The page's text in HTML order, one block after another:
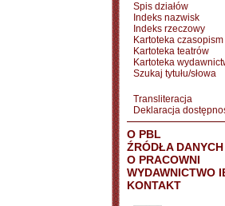
Spis działów
Indeks nazwisk
Indeks rzeczowy
Kartoteka czasopism
Kartoteka teatrów
Kartoteka
Szukaj tytułu/słowa
Transliteracja
Deklaracja
O PBL
ŹRÓDŁA DANYCH
O PRACOWNI
WYDAWNICTWO
KONTAKT